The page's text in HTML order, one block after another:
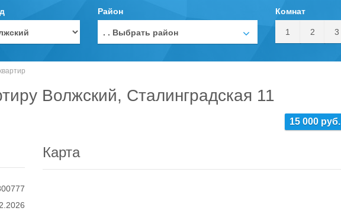
Район
. . Выбрать район
Комнат
1 2 3
Волжский, Сталинградская 11
15 000 руб.
Карта